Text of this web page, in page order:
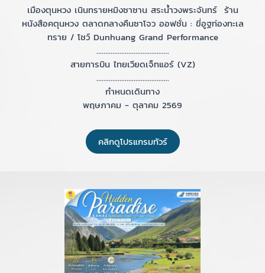
เมืองตุนหวง เนินทรายหมิงซาซาน สระน้ำวงพระจันทร์ ร้าน
หนังสือคตุนหวง ตลาดกลางคืนซาโจว ออฟชั่น : ขี่อูฐท่องทะเล
ทราย / โชว์ Dunhuang Grand Performance
.........................................
สายการบิน ไทยเวียดเจ็ทแอร์ (VZ)
.........................................
กำหนดเดินทาง
พฤษภาคม - ตุลาคม 2569
คลิกดูโปรแกรมทัวร์